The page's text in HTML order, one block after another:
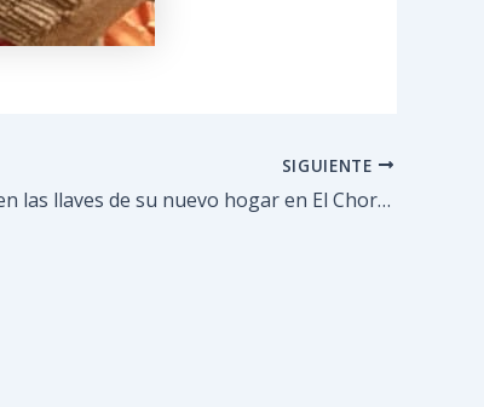
SIGUIENTE
120 familias reciben las llaves de su nuevo hogar en El Chorrito